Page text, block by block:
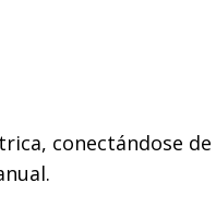
conectándose de